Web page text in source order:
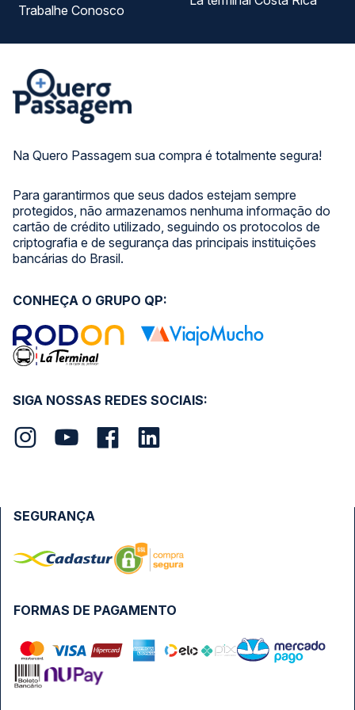
Na Quero Passagem sua compra é totalmente segura!
Para garantirmos que seus dados estejam sempre
protegidos, não armazenamos nenhuma informação do
cartão de crédito utilizado, seguindo os protocolos de
criptografia e de segurança das principais instituições
bancárias do Brasil.
Trabalhe Conosco
SIGA NOSSAS REDES SOCIAIS:
CONHEÇA O GRUPO QP:
FORMAS DE PAGAMENTO
SEGURANÇA